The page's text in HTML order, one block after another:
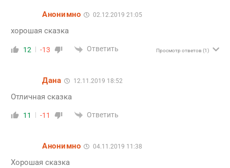
Анонимно 02.12.2019 21:05
хорошая сказка
12 -13 Ответить Просмотр ответов (1)
Дана 12.11.2019 18:52
Отличная сказка
11 -11 Ответить
Анонимно 04.11.2019 11:38
Хорошая сказка